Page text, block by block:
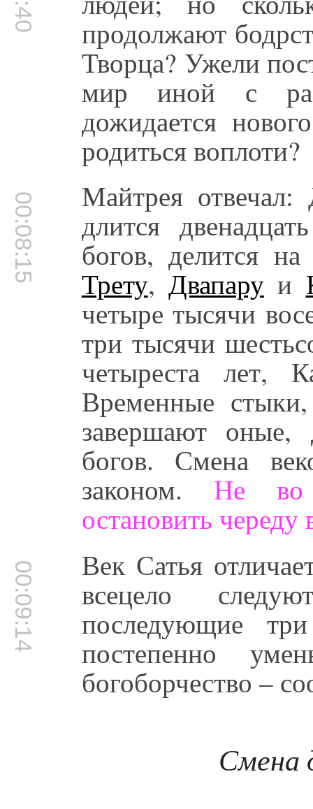
продолжают
Творца? Ужели
мир иной с
дожидается
родиться воплоти?
00:08:15 Майтрея
длится
богов, делится
Трету, Двапару и
четыре тысячи
три тысячи
четыреста лет,
Временные
завершают оные,
богов. Смена
законом. Не во
остановить череду
00:09:14 Век Сатья
всецело
последующие
постепенно
богоборчество –
Смена